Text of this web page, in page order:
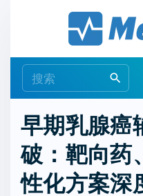
e
r
c
h
f
早期乳腺癌
破：靶向药
性化方案深